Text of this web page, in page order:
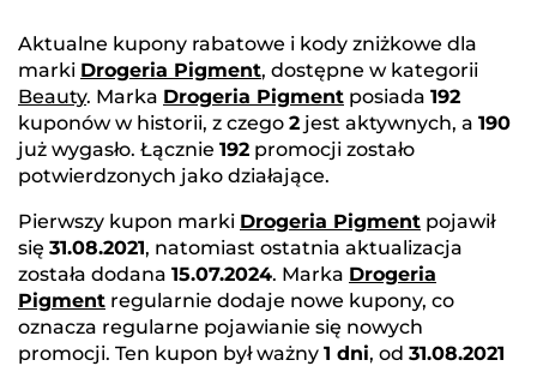
Aktualne kupony rabatowe i kody zniżkowe dla
marki Drogeria Pigment, dostępne w kategorii
Beauty. Marka Drogeria Pigment posiada 192
kuponów w historii, z czego 2 jest aktywnych, a 190
już wygasło. Łącznie 192 promocji zostało
potwierdzonych jako działające.
Pierwszy kupon marki Drogeria Pigment pojawił
się 31.08.2021, natomiast ostatnia aktualizacja
została dodana 15.07.2024. Marka Drogeria
Pigment regularnie dodaje nowe kupony, co
oznacza regularne pojawianie się nowych
promocji. Ten kupon był ważny 1 dni, od 31.08.2021